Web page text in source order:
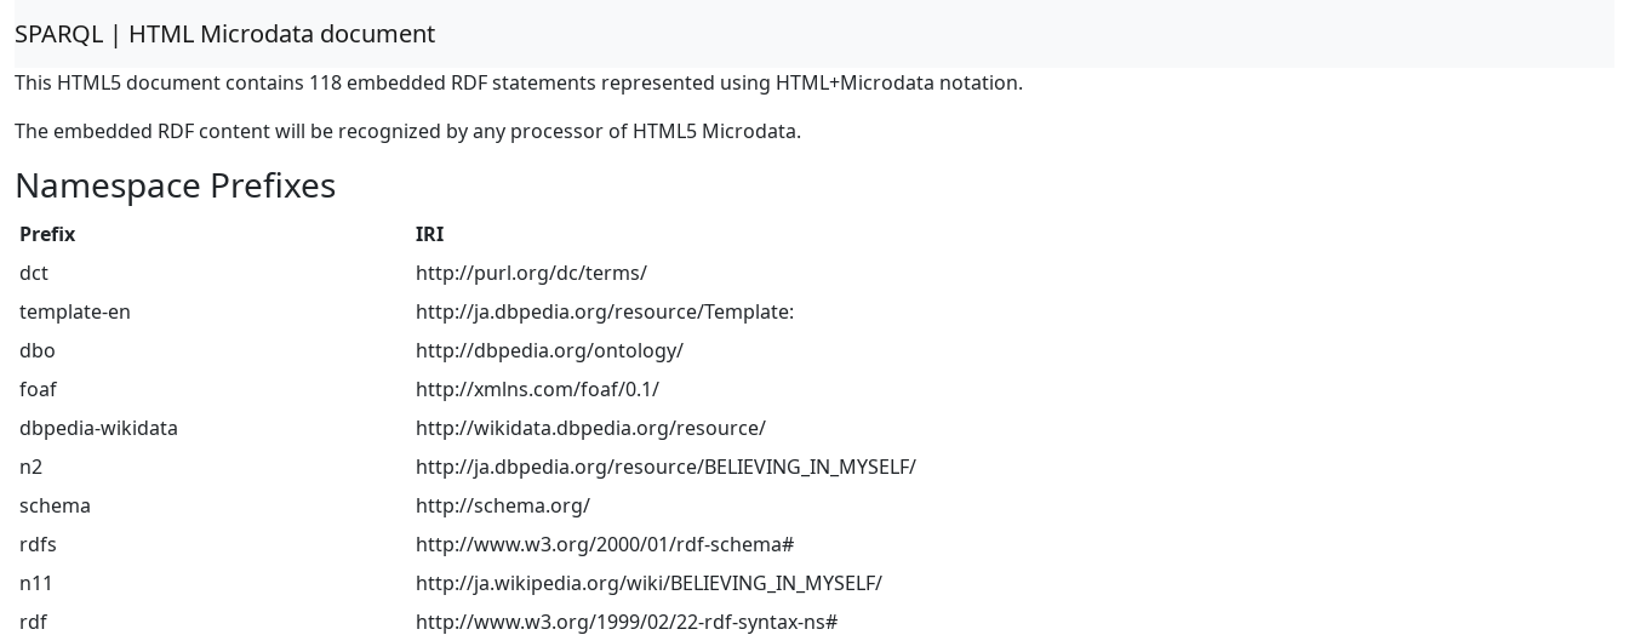
SPARQL | HTML Microdata document
This HTML5 document contains 118 embedded RDF statements represented using HTML+Microdata notation.
The embedded RDF content will be recognized by any processor of HTML5 Microdata.
Namespace Prefixes
Prefix
IRI
dct
http://purl.org/dc/terms/
template-en
http://ja.dbpedia.org/resource/Template:
dbo
http://dbpedia.org/ontology/
foaf
http://xmlns.com/foaf/0.1/
dbpedia-wikidata
http://wikidata.dbpedia.org/resource/
n2
http://ja.dbpedia.org/resource/BELIEVING_IN_MYSELF/
schema
http://schema.org/
rdfs
http://www.w3.org/2000/01/rdf-schema#
n11
http://ja.wikipedia.org/wiki/BELIEVING_IN_MYSELF/
rdf
http://www.w3.org/1999/02/22-rdf-syntax-ns#